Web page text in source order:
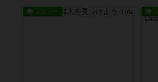
レビュー